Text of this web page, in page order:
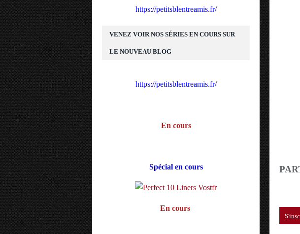
VENEZ VOIR NOS SÉRIES EN COURS SUR
LE NOUVEAU BLOG
https://petitsblentreamis.fr/
En cours
Spécial en cours
En cours
https://petitsblentreamis.fr/